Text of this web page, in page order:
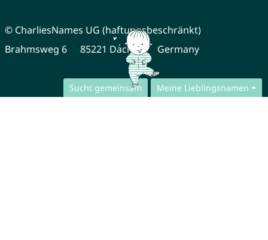
Sucht gemeinsam Meine Lieblingsnamen
© CharliesNames UG (haftungsbeschränkt)
Brahmsweg 6
85221 Dachau Germany